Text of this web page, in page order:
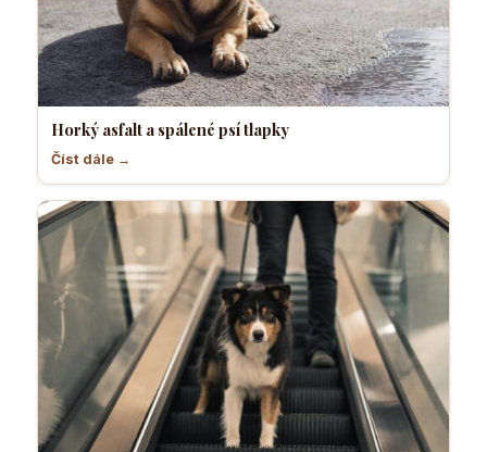
Horký asfalt a spálené psí tlapky
Číst dále →